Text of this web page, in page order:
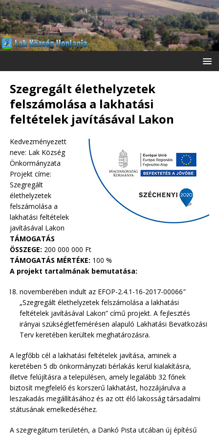
Szegregált élethelyzetek
felszámolása a lakhatási
feltételek javításával Lakon
Kedvezményezett
neve: Lak Község
Önkormányzata
Projekt címe:
Szegregált
élethelyzetek
felszámolása a
lakhatási feltételek
javításával Lakon
TÁMOGATÁS
ÖSSZEGE: 200 000 000 Ft
TÁMOGATÁS MÉRTÉKE: 100 %
A projekt tartalmának bemutatása:
novemberében indult az EFOP-2.4.1-16-2017-00066”
„Szegregált élethelyzetek felszámolása a lakhatási
feltételek javításával Lakon” című projekt. A fejlesztés
irányai szükségletfemérésen alapuló Lakhatási Bevatkozási
Terv keretében kerültek meghatározásra.
A legfőbb cél a lakhatási feltételek javítása, aminek a
keretében 5 db önkormányzati bérlakás kerül kialakításra,
illetve felújításra a településen, amely legalább 32 főnek
biztosít megfelelő és korszerű lakhatást, hozzájárulva a
leszakadás megállításához és az ott élő lakosság társadalmi
státusának emelkedéséhez.
A szegregátum területén, a Dankó Pista utcában új építésű